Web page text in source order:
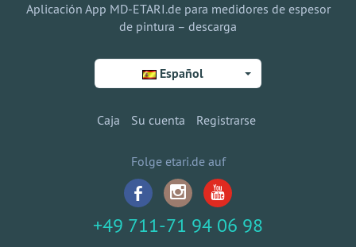
Aplicación App MD-ETARI.de para medidores de espesor
de pintura – descarga
Español
Caja Su cuenta Registrarse
Folge etari.de auf
+49 711-71 94 06 98